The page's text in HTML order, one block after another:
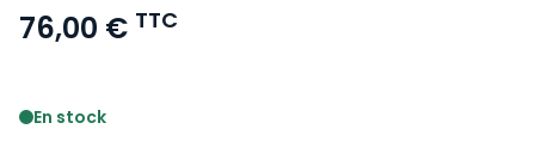
76,00 € TTC
En stock